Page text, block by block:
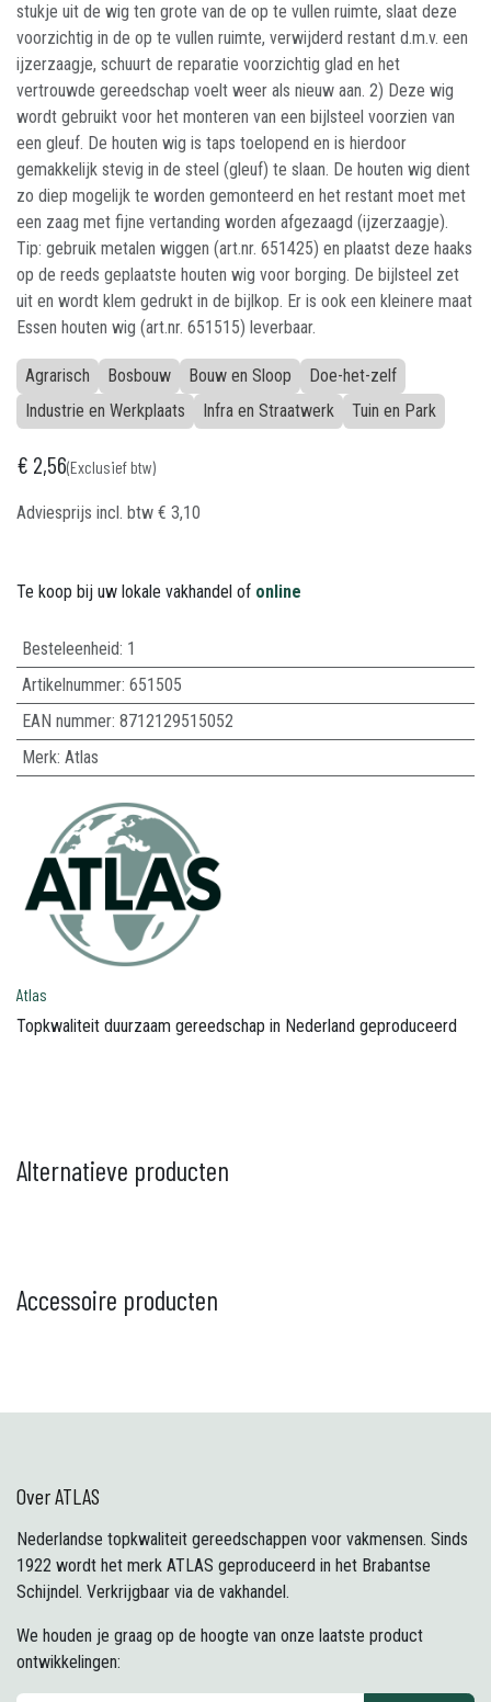
stukje uit de wig ten grote van de op te vullen ruimte, slaat deze
voorzichtig in de op te vullen ruimte, verwijderd restant d.m.v. een
ijzerzaagje, schuurt de reparatie voorzichtig glad en het
vertrouwde gereedschap voelt weer als nieuw aan. 2) Deze wig
wordt gebruikt voor het monteren van een bijlsteel voorzien van
een gleuf. De houten wig is taps toelopend en is hierdoor
gemakkelijk stevig in de steel (gleuf) te slaan. De houten wig dient
zo diep mogelijk te worden gemonteerd en het restant moet met
een zaag met fijne vertanding worden afgezaagd (ijzerzaagje).
Tip: gebruik metalen wiggen (art.nr. 651425) en plaatst deze haaks
op de reeds geplaatste houten wig voor borging. De bijlsteel zet
uit en wordt klem gedrukt in de bijlkop. Er is ook een kleinere maat
Essen houten wig (art.nr. 651515) leverbaar.
Agrarisch Bosbouw Bouw en Sloop
Doe-het-zelf
Industrie en Werkplaats
Infra en Straatwerk Tuin en Park
€ 2,56(Exclusief btw)
Adviesprijs incl. btw € 3,10
Te koop bij uw lokale vakhandel of online
Besteleenheid: 1
Artikelnummer: 651505
EAN nummer: 8712129515052
Merk: Atlas
Atlas
Topkwaliteit duurzaam gereedschap in Nederland geproduceerd
Alternatieve producten
Accessoire producten
Over ATLAS
Nederlandse topkwaliteit gereedschappen voor vakmensen. Sinds
1922 wordt het merk ATLAS geproduceerd in het Brabantse
Schijndel. Verkrijgbaar via de vakhandel.
We houden je graag op de hoogte van onze laatste product
ontwikkelingen: